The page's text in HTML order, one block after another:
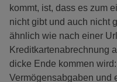
kommt, ist, dass es zum
nicht gibt und auch nicht
ähnlich wie nach einer
Kreditkartenabrechnung
dicke Ende kommen
Vermögensabgaben und